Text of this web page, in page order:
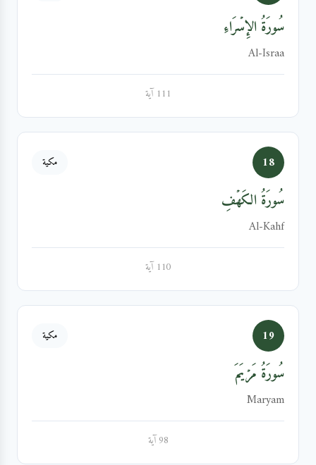
سُورَةُ الإِسۡرَاءِ
Al-Israa
111 آية
18 مكية
سُورَةُ الكَهۡفِ
Al-Kahf
110 آية
19 مكية
سُورَةُ مَرۡيَمَ
Maryam
98 آية